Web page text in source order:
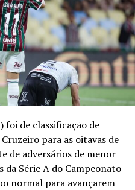
de classificação de
para as oitavas de
de adversários de menor
Série A do Campeonato
normal para avançarem